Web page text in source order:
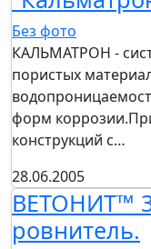
Без фото
КАЛЬМАТРОН -
пористых
форм
конструкций с…
28.06.2005
ВЕТОНИТ™
ровнитель.